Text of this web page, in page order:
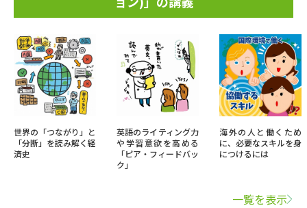
世界の「つながり」と
「分断」を読み解く経
済史
英語のライティング力
や学習意欲を高める
「ピア・フィードバッ
ク」
海外の人と働くため
に、必要なスキルを身
につけるには
一覧を表示